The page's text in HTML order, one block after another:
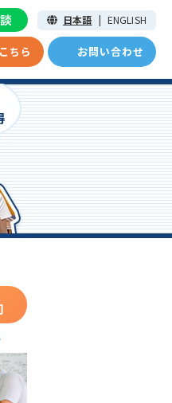
ちら お問い合わせ
日本語 | ENGLISH